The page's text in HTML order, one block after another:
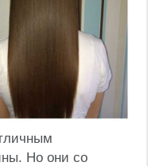
Но они со